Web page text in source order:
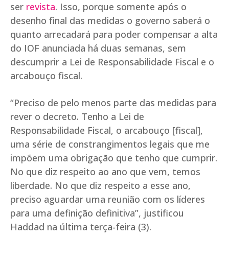
ser revista. Isso, porque somente após o
desenho final das medidas o governo saberá o
quanto arrecadará para poder compensar a alta
do IOF anunciada há duas semanas, sem
descumprir a Lei de Responsabilidade Fiscal e o
arcabouço fiscal.
“Preciso de pelo menos parte das medidas para
rever o decreto. Tenho a Lei de
Responsabilidade Fiscal, o arcabouço [fiscal],
uma série de constrangimentos legais que me
impõem uma obrigação que tenho que cumprir.
No que diz respeito ao ano que vem, temos
liberdade. No que diz respeito a esse ano,
preciso aguardar uma reunião com os líderes
para uma definição definitiva”, justificou
Haddad na última terça-feira (3).